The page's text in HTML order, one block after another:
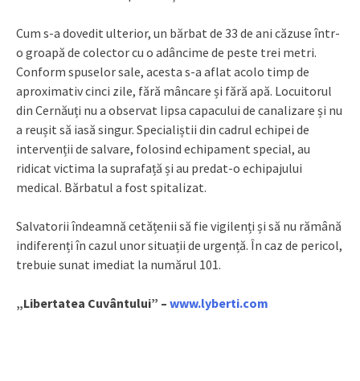
Cum s-a dovedit ulterior, un bărbat de 33 de ani căzuse într-
o groapă de colector cu o adâncime de peste trei metri.
Conform spuselor sale, acesta s-a aflat acolo timp de
aproximativ cinci zile, fără mâncare și fără apă. Locuitorul
din Cernăuți nu a observat lipsa capacului de canalizare și nu
a reușit să iasă singur. Specialiștii din cadrul echipei de
intervenții de salvare, folosind echipament special, au
ridicat victima la suprafață și au predat-o echipajului
medical. Bărbatul a fost spitalizat.
Salvatorii îndeamnă cetățenii să fie vigilenți și să nu rămână
indiferenți în cazul unor situații de urgență. În caz de pericol,
trebuie sunat imediat la numărul 101.
„Libertatea Cuvântului” – www.lyberti.com